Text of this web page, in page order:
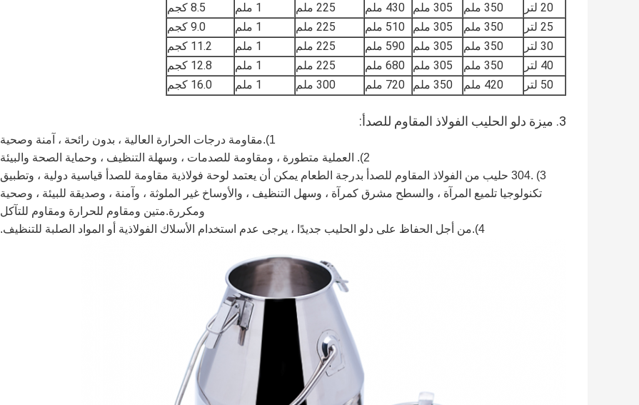
20 لتر
350 ملم 305 ملم 430 ملم 225 ملم 1 ملم
8.5 كجم
25 لتر
350 ملم 305 ملم 510 ملم 225 ملم 1 ملم
9.0 كجم
30 لتر
350 ملم 305 ملم 590 ملم 225 ملم 1 ملم
11.2 كجم
40 لتر
350 ملم 305 ملم 680 ملم 225 ملم 1 ملم
12.8 كجم
50 لتر
420 ملم 350 ملم 720 ملم 300 ملم 1 ملم 16.0 كجم
3. ميزة دلو الحليب الفولاذ المقاوم للصدأ:
1).مقاومة درجات الحرارة العالية ، بدون رائحة ، آمنة وصحية
2). العملية متطورة ، ومقاومة للصدمات ، وسهلة التنظيف ، وحماية الصحة والبيئة
3) .304 حليب من الفولاذ المقاوم للصدأ بدرجة الطعام يمكن أن يعتمد لوحة فولاذية مقاومة للصدأ قياسية دولية ، وتطبيق
تكنولوجيا تلميع المرآة ، والسطح مشرق كمرآة ، وسهل التنظيف ، والأوساخ غير الملوثة ، وآمنة ، وصديقة للبيئة ، وصحية
ومكررة.متين ومقاوم للحرارة ومقاوم للتآكل
4).من أجل الحفاظ على دلو الحليب جديدًا ، يرجى عدم استخدام الأسلاك الفولاذية أو المواد الصلبة للتنظيف.